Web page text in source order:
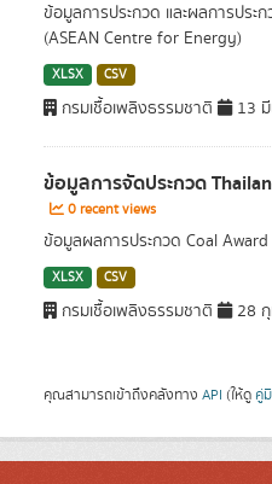
ข้อมูลการประกวด และผลการประ
(ASEAN Centre for Energy)
XLSX CSV
กรมเชื้อเพลิงธรรมชาติ 13 มี
ข้อมูลการจัดประกวด
0 recent views
ข้อมูลผลการประกวด Coal Award
XLSX CSV
กรมเชื้อเพลิงธรรมชาติ 28 กุ
คุณสามารถเข้าถึงคลังทาง API (ให้ดู คู่